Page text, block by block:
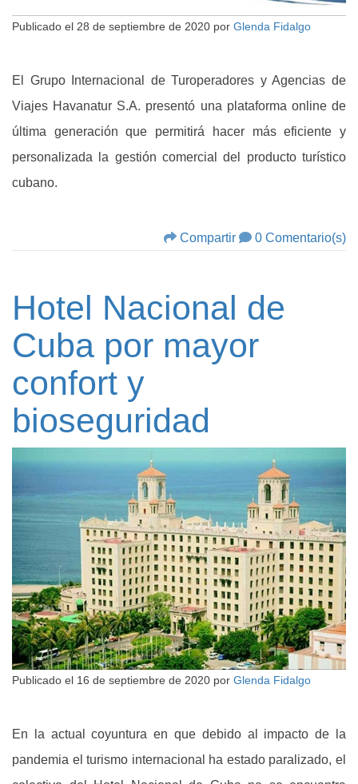
Publicado el 28 de septiembre de 2020 por Glenda Fidalgo
El Grupo Internacional de Turoperadores y Agencias de
Viajes Havanatur S.A. presentó una plataforma online de
última generación que permitirá hacer más eficiente y
personalizada la gestión comercial del producto turístico
cubano.
Compartir 0 Comentario(s)
Hotel Nacional de
Cuba por mayor
confort y
bioseguridad
Publicado el 16 de septiembre de 2020 por Glenda Fidalgo
En la actual coyuntura en que debido al impacto de la
pandemia el turismo internacional ha estado paralizado, el